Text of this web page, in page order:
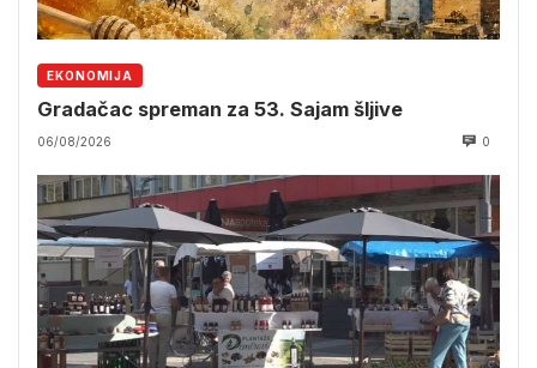
EKONOMIJA
Gradačac spreman za 53. Sajam šljive
06/08/2026 0